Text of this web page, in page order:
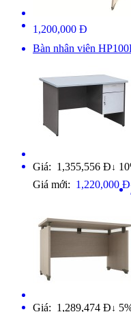
1,200,000 Đ
Bàn nhân viên
Giá: 1,355,556 Đ ↓
Giá mới: 1,220,000 Đ
Giá: 1,289,474 Đ ↓